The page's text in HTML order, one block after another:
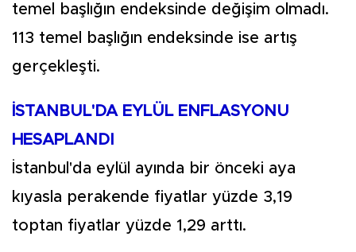
temel başlığın endeksinde değişim olmadı.
113 temel başlığın endeksinde ise artış
gerçekleşti.
İSTANBUL'DA EYLÜL ENFLASYONU
HESAPLANDI
İstanbul'da eylül ayında bir önceki aya
kıyasla perakende fiyatlar yüzde 3,19
toptan fiyatlar yüzde 1,29 arttı.